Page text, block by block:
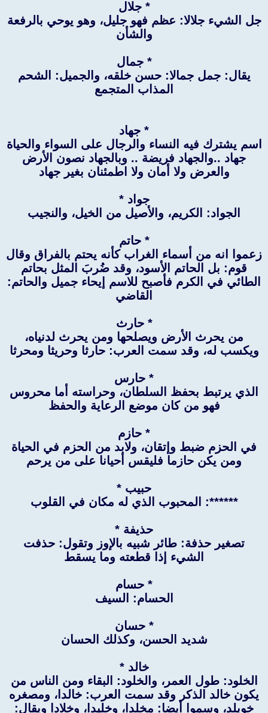
* جلال
جل الشيء جلالا: عظم فهو جليل، وهو يوحي بالرفعة
والشأن
* جمال
يقال: جمل جمالا: حسن خلقه، والجميل: الشحم
المذاب المتجمع
* جهاد
اسم يشترك فيه النساء والرجال على السواء والحياة
جهاد ..والجهاد فريضة .. وبالجهاد نصون الأرض
والعرض ولا أمان ولا اطمئنان بغير جهاد
جواد *
الجواد: الكريم، والأصيل من الخيل، والنجيب
* حاتم
زعموا انه من أسماء الغراب كأنه يحتم بالفراق وقال
قوم: بل الحاتم الأسود، وقد ضُربَ المثل بحاتم
الطائي في الكرم فأصبح للاسم إيحاء جميل والحاتم:
القاضي
* حارث
من يحرث الأرض ويصلحها ومن يحرث لدنياه،
ويكسب له، وقد سمت العرب: حارثا وحريثا ومحرثا
* حارس
الذي يرتبط بحفظ السلطان، وحراسته أما محروس
فهو من كان موضع الرعاية والحفظ
* حازم
في الحزم ضبط وإتقان، ولابد من الحزم في الحياة
ومن يكن حازما فليقس أحيانا على من يرحم
حبيب *
******: المحبوب الذي له مكان في القلوب
حذيفة *
تصغير حذفة: طائر شبيه بالإوز وتقول: حذفت
الشيء إذا قطعته وما يسقط
* حسام
الحسام: السيف
* حسان
شديد الحسن، وكذلك الحسان
خالد *
الخلود: طول العمر، والخلود: البقاء ومن الناس من
يكون خالد الذكر وقد سمت العرب: خالدا، ومصغره
خويلد، وسموا أيضا: مخلدا، وخليدا، وخلادا ويقال: